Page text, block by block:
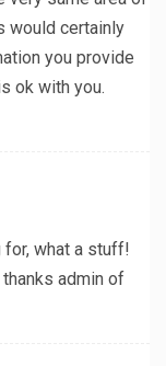
would certainly
you provide
ok with you.
for, what a stuff!
admin of